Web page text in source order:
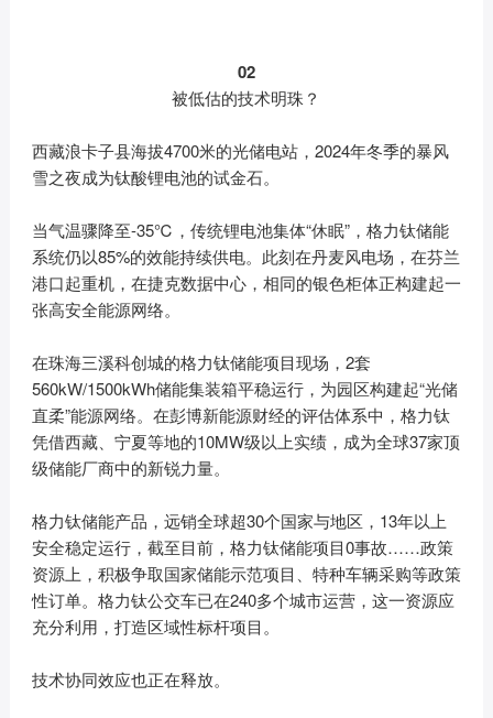
02
被低估的技术明珠？
西藏浪卡子县海拔4700米的光储电站，2024年冬季的暴风
雪之夜成为钛酸锂电池的试金石。
当气温骤降至-35℃，传统锂电池集体“休眠”，格力钛储能
系统仍以85%的效能持续供电。此刻在丹麦风电场，在芬兰
港口起重机，在捷克数据中心，相同的银色柜体正构建起一
张高安全能源网络。
在珠海三溪科创城的格力钛储能项目现场，2套
560kW/1500kWh储能集装箱平稳运行，为园区构建起“光储
直柔”能源网络。在彭博新能源财经的评估体系中，格力钛
凭借西藏、宁夏等地的10MW级以上实绩，成为全球37家顶
级储能厂商中的新锐力量。
格力钛储能产品，远销全球超30个国家与地区，13年以上
安全稳定运行，截至目前，格力钛储能项目0事故……政策
资源上，积极争取国家储能示范项目、特种车辆采购等政策
性订单。格力钛公交车已在240多个城市运营，这一资源应
充分利用，打造区域性标杆项目。
技术协同效应也正在释放。